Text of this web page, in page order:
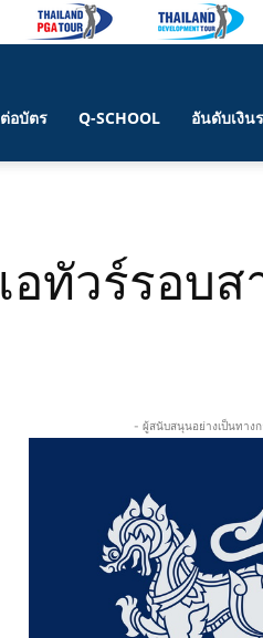
ต่อบัตร Q-SCHOOL อันดับเงิน
อทัวร์รอบส
- ผู้สนับสนุนอย่างเป็นทาง